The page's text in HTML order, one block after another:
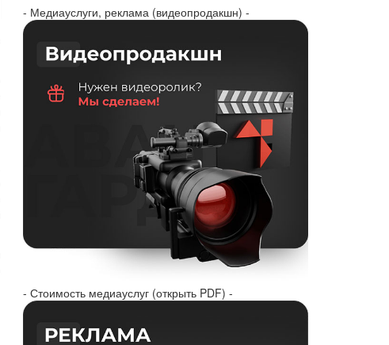
- Медиауслуги, реклама (видеопродакшн) -
- Стоимость медиауслуг (открыть PDF) -